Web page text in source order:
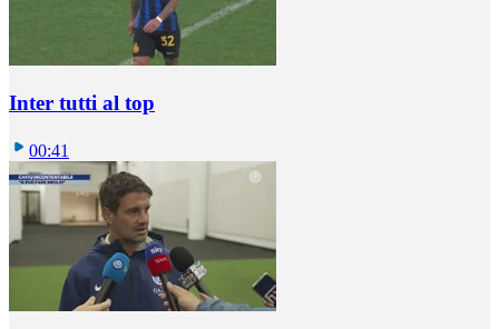
Inter tutti al top
00:41